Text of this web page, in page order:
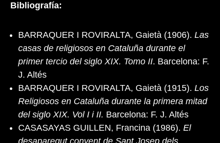
Bibliografía:
BARRAQUER I ROVIRALTA, Gaietà (1906). Las
casas de religiosos en Cataluña durante el
primer tercio del siglo XIX. Tomo II. Barcelona: F.
J. Altés
BARRAQUER I ROVIRALTA, Gaietà (1915). Los
Religiosos en Cataluña durante la primera mitad
del siglo XIX. Vol I i II. Barcelona: F. J. Altés
CASASAYAS GUILLEN, Francina (1986). El